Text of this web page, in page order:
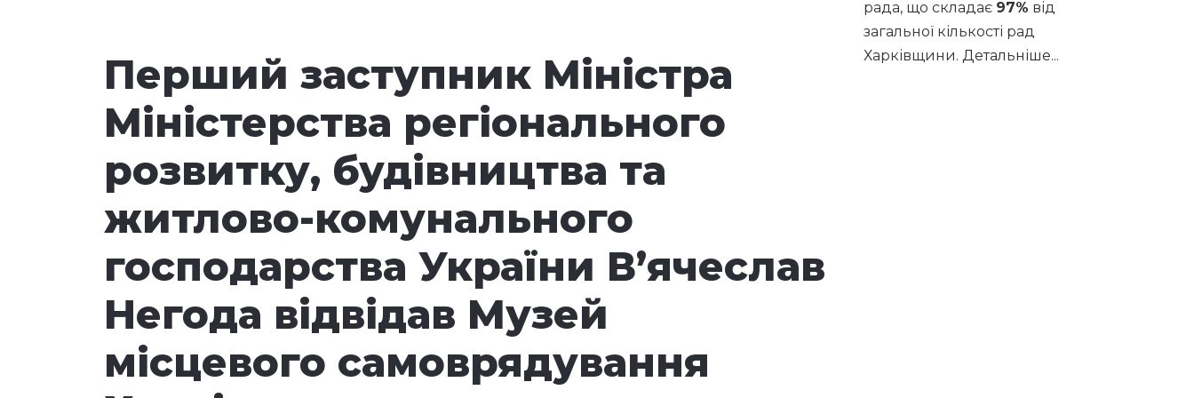
Перший заступник Міністра
Міністерства регіонального
розвитку, будівництва та
житлово-комунального
господарства України В’ячеслав
Негода відвідав Музей
місцевого самоврядування
рада, що складає 97% від
загальної кількості рад
Харківщини. Детальніше...